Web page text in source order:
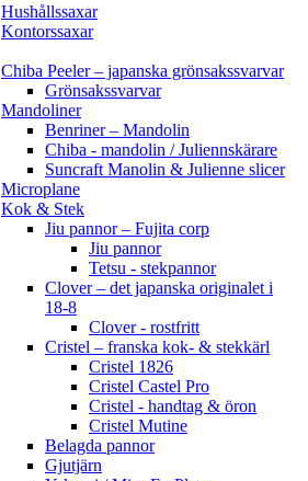
Hushållssaxar
Kontorssaxar
Chiba Peeler – japanska grönsakssvarvar
Grönsakssvarvar
Mandoliner
Benriner – Mandolin
Chiba - mandolin / Juliennskärare
Suncraft Manolin & Julienne slicer
Microplane
Kok & Stek
Jiu pannor – Fujita corp
Jiu pannor
Tetsu - stekpannor
Clover – det japanska originalet i
18-8
Clover - rostfritt
Cristel – franska kok- & stekkärl
Cristel 1826
Cristel Castel Pro
Cristel - handtag & öron
Cristel Mutine
Belagda pannor
Gjutjärn